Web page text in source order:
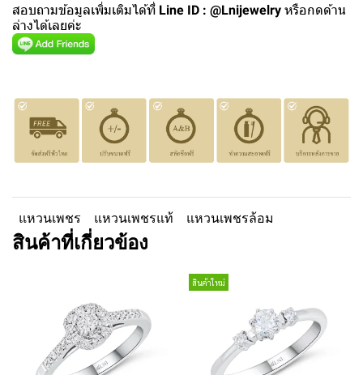
สอบถามข้อมูลเพิ่มเติมได้ที่ Line ID : @Lnijewelry หรือกดด้าน
ล่างได้เลยค่ะ
แหวนเพชร แหวนเพชรแท้ แหวนเพชรล้อม
สินค้าที่เกี่ยวข้อง
สินค้าใหม่